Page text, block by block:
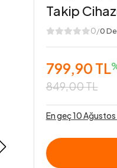
Takip
0/0
799,90 TL
849,00 TL
En geç 10